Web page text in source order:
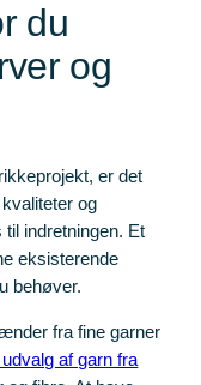
du
og
er det
og
indretningen. Et
eksisterende
behøver.
fra fine garner
af garn fra